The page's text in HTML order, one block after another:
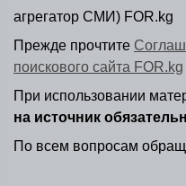
агрегатор СМИ) FOR.kg
Прежде прочтите
поискового сайта FOR.kg
При использовании
на источник
По всем вопросам